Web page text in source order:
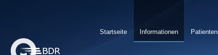
Informationen
Startseite